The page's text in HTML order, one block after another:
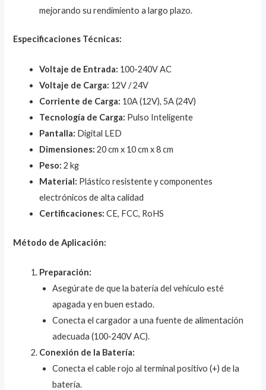
mejorando su rendimiento a largo plazo.
Especificaciones Técnicas:
Voltaje de Entrada: 100-240V AC
Voltaje de Carga: 12V / 24V
Corriente de Carga: 10A (12V), 5A (24V)
Tecnología de Carga: Pulso Inteligente
Pantalla: Digital LED
Dimensiones: 20 cm x 10 cm x 8 cm
Peso: 2 kg
Material: Plástico resistente y componentes
electrónicos de alta calidad
Certificaciones: CE, FCC, RoHS
Método de Aplicación:
Preparación:
Asegúrate de que la batería del vehículo esté
apagada y en buen estado.
Conecta el cargador a una fuente de alimentación
adecuada (100-240V AC).
Conexión de la Batería:
Conecta el cable rojo al terminal positivo (+) de la
batería.